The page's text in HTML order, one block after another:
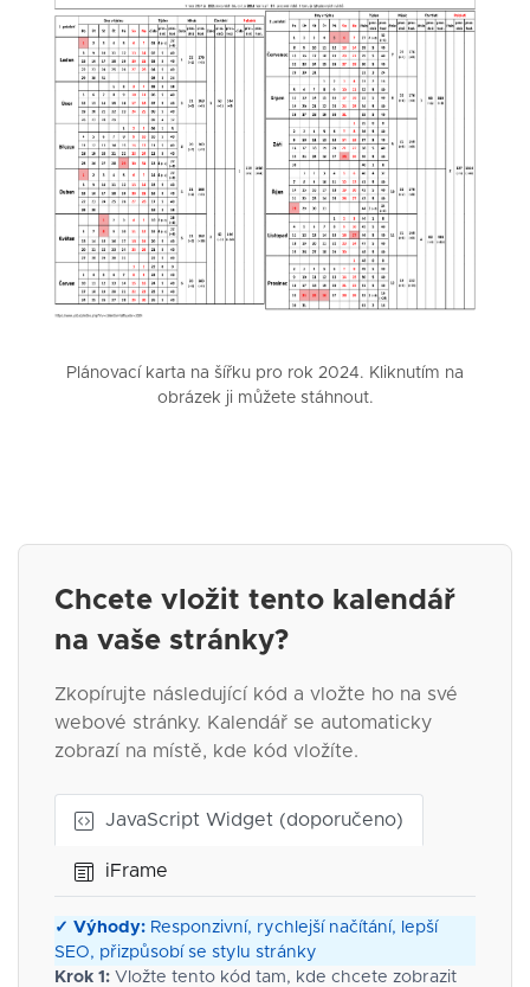
Plánovací karta na šířku pro rok 2024. Kliknutím na
obrázek ji můžete stáhnout.
Chcete vložit tento kalendář
na vaše stránky?
Zkopírujte následující kód a vložte ho na své
webové stránky. Kalendář se automaticky
zobrazí na místě, kde kód vložíte.
JavaScript Widget (doporučeno)
iFrame
✓ Výhody: Responzivní, rychlejší načítání, lepší
SEO, přizpůsobí se stylu stránky
Krok 1: Vložte tento kód tam, kde chcete zobrazit